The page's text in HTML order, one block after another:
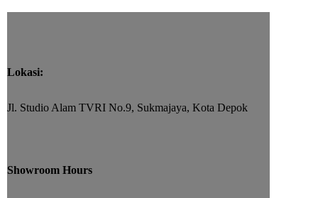
Lokasi:
Jl. Studio Alam TVRI No.9, Sukmajaya, Kota Depok
Showroom Hours